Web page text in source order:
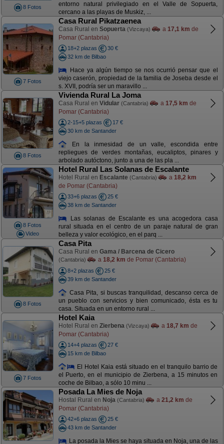
8 Fotos
entorno natural privilegiado en el Valle de Sopuerta,
cercano a las playas de Muskiz, ...
7 Fotos
Casa Rural Pikatzaenea
Casa Rural en Sopuerta (Vizcaya) a 17,1 km de
Pomar (Cantabria)
18+2 plazas
30 €
32 km de Bilbao
Hace ya algún tiempo se nos ocurrió pensar que el
viejo caserón, propiedad de la familia de Joseba desde el
s. XVII, podría ser un maravillo ...
8 Fotos
Vivienda Rural La Joma
Casa Rural en Vidular (Cantabria) a 17,5 km de
Pomar (Cantabria)
2-15+5 plazas
17 €
30 km de Santander
En la inmesidad de un valle, escondida entre
repliegues de verdes montañas, eucaliptos, pinares y
arbolado autóctono, junto a una de las pla ...
8 Fotos
Video
Hotel Rural Las Solanas de Escalante
Hotel Rural en Escalante (Cantabria) a 18,2 km
de Pomar (Cantabria)
33+6 plazas
25 €
38 km de Santander
Las solanas de Escalante es una acogedora casa
rural situada en el centro de un paraje natural de gran
belleza y valor ecológico, en el parq ...
8 Fotos
Casa Pita
Casa Rural en Gama / Barcena de Cicero
(Cantabria) a 18,2 km de Pomar (Cantabria)
8+2 plazas
25 €
39 km de Santander
Casa Pita, si buscas tranquilidad, descanso cerca de
un pueblo con servicios y bien comunicado, ésta es tu
casa. Situada en un entorno rural ...
7 Fotos
Hotel Kaia
Hotel Rural en Zierbena (Vizcaya) a 18,7 km de
Pomar (Cantabria)
14+4 plazas
27 €
15 km de Bilbao
El Hotel Kaia está situado en el tranquilo barrio de
el Puerto, en el municipio de Zierbena, a 15 minutos en
coche de Bilbao, a sólo 10 minu ...
Posada La Mies de Noja
Hostal Rural en Noja (Cantabria) a 21,2 km de
Pomar (Cantabria)
42+6 plazas
25 €
43 km de Santander
La posada la Mies se haya situada en Noja, una de las